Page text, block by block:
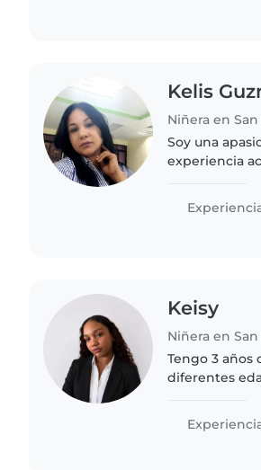
Kelis
Niñera en
Soy una
experiencia
música y
Keisy
Niñera en
Tengo 3
diferentes